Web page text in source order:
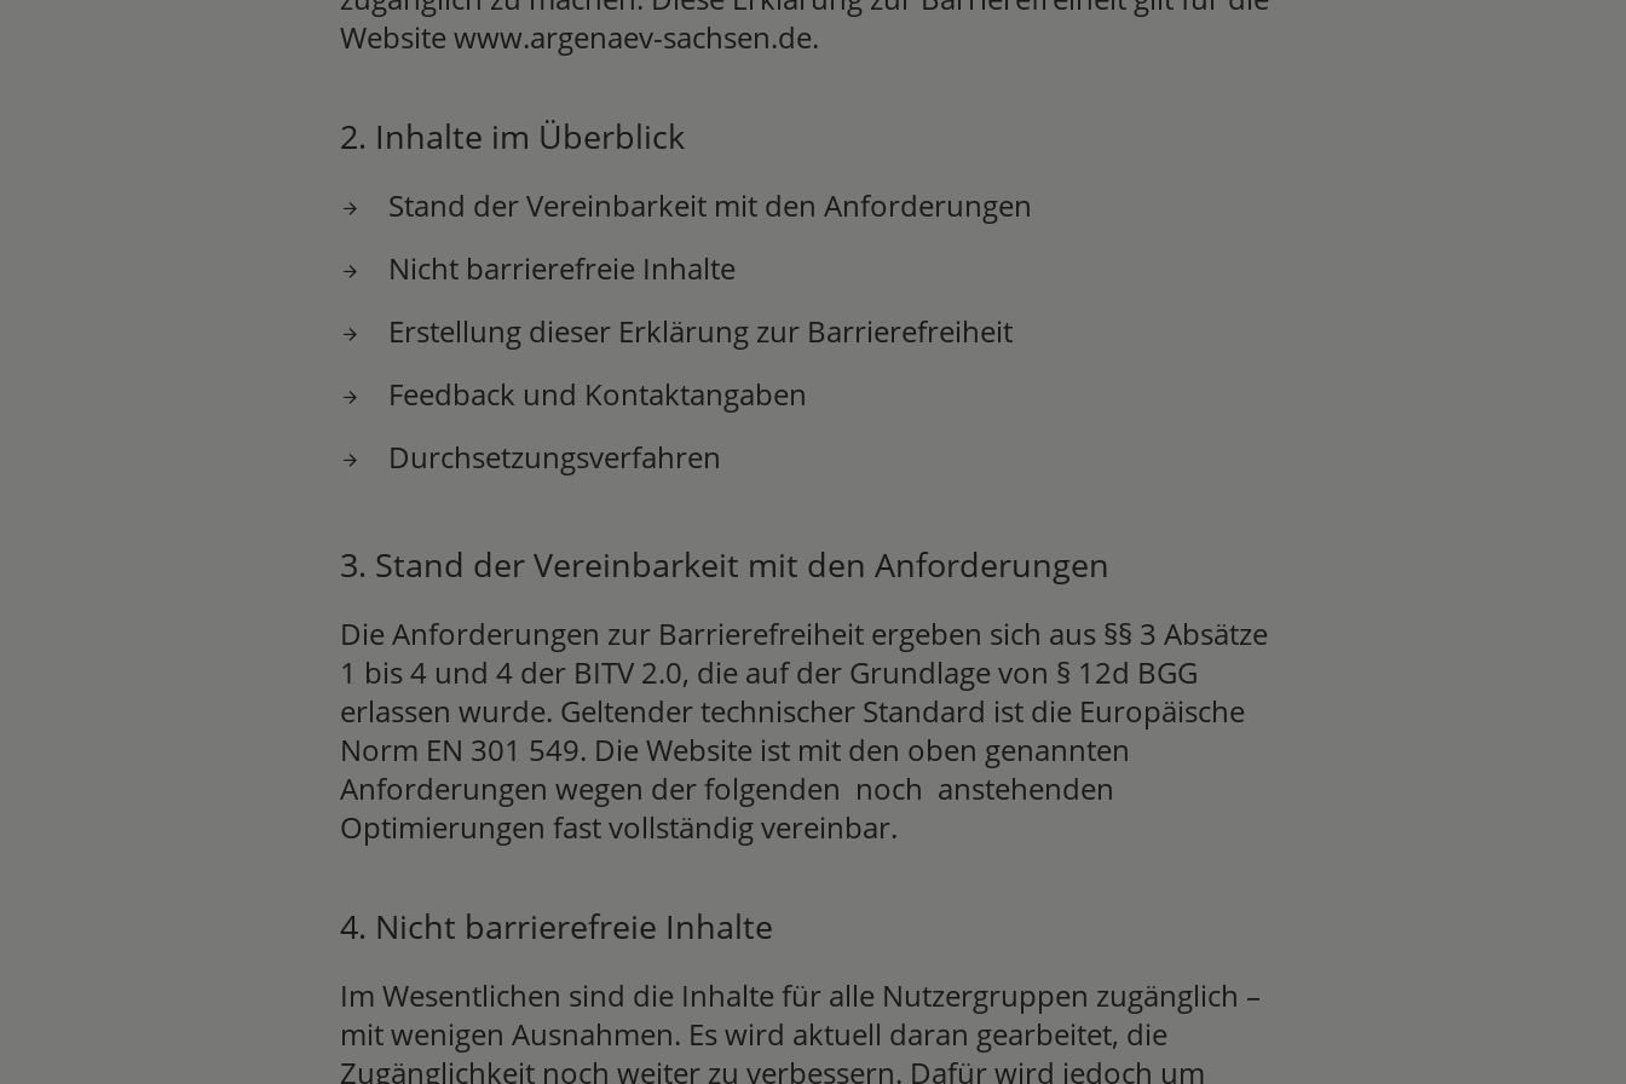
Website www.argenaev-sachsen.de.
2. Inhalte im Überblick
Stand der Vereinbarkeit mit den Anforderungen
Nicht barrierefreie Inhalte
Erstellung dieser Erklärung zur Barrierefreiheit
Feedback und Kontaktangaben
Durchsetzungsverfahren
3. Stand der Vereinbarkeit mit den Anforderungen
Die Anforderungen zur Barrierefreiheit ergeben sich aus §§ 3 Absätze
1 bis 4 und 4 der BITV 2.0, die auf der Grundlage von § 12d BGG
erlassen wurde. Geltender technischer Standard ist die Europäische
Norm EN 301 549. Die Website ist mit den oben genannten
Anforderungen wegen der folgenden noch anstehenden
Optimierungen fast vollständig vereinbar.
4. Nicht barrierefreie Inhalte
Im Wesentlichen sind die Inhalte für alle Nutzergruppen zugänglich –
mit wenigen Ausnahmen. Es wird aktuell daran gearbeitet, die
Zugänglichkeit noch weiter zu verbessern. Dafür wird jedoch um